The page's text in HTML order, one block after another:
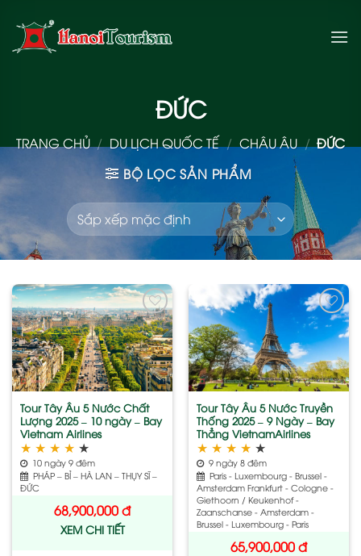
qua
ĐỨC
TRANG CHỦ / DU LỊCH QUỐC TẾ / CHÂU ÂU / ĐỨC
BỘ LỌC SẢN PHẨM
Add
to
wishlist
Tour Tây Âu 5 Nước Chất
Lượng 2025 – 10 ngày – Bay
Vietnam Airlines
★ ★ ★ ★ ★
10 ngày 9 đêm
PHÁP – BỈ – HÀ LAN – THỤY SĨ –
ĐỨC
68,900,000đ
XEM CHI TIẾT
Add
to
wishlist
Tour Tây Âu 5 Nước Truyền
Thống 2025 – 9 Ngày – Bay
Thẳng VietnamAirlines
★ ★ ★ ★ ★
9 ngày 8 đêm
Paris - Luxembourg - Brussel -
Amsterdam Frankfurt - Cologne -
Giethoorn / Keukenhof -
Zaanschanse - Amsterdam -
Brussel - Luxembourg - Paris
65,900,000đ